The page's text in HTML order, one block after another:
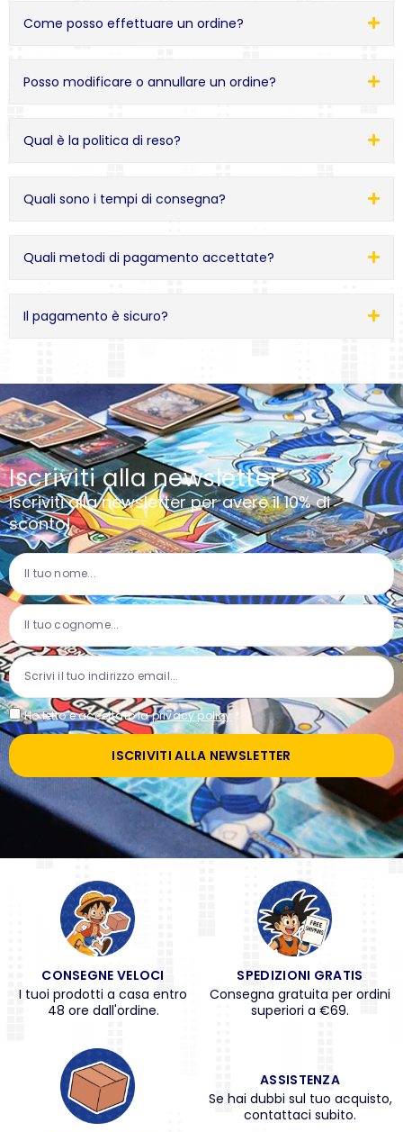
Come posso effettuare un ordine?
Posso modificare o annullare un ordine?
Qual è la politica di reso?
Quali sono i tempi di consegna?
Quali metodi di pagamento accettate?
Il pagamento è sicuro?
Iscriviti alla newsletter
Iscriviti alla newsletter per avere il 10% di
sconto!
Ho letto e accettato laprivacy policy *
ISCRIVITI ALLA NEWSLETTER
CONSEGNE VELOCI
I tuoi prodotti a casa entro
48 ore dall'ordine.
SPEDIZIONI GRATIS
Consegna gratuita per ordini
superiori a €69.
ASSISTENZA
Se hai dubbi sul tuo acquisto,
contattaci subito.